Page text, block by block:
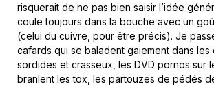
risquerait de ne pas bien saisir l’idée
coule toujours dans la bouche avec un
(celui du cuivre, pour être précis). Je
cafards qui se baladent gaiement dans les
sordides et crasseux, les DVD pornos sur
branlent les tox, les partouzes de pédés